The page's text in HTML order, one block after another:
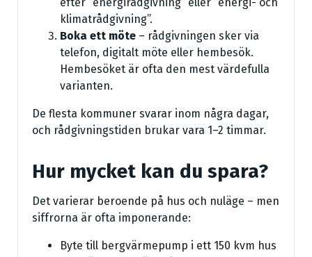
klimatrådgivning”.
Boka ett möte – rådgivningen sker via
telefon, digitalt möte eller hembesök.
Hembesöket är ofta den mest värdefulla
varianten.
De flesta kommuner svarar inom några dagar,
och rådgivningstiden brukar vara 1–2 timmar.
Hur mycket kan du spara?
Det varierar beroende på hus och nuläge – men
siffrorna är ofta imponerande:
Byte till bergvärmepump i ett 150 kvm hus